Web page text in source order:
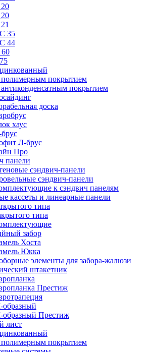
35
44
покрытием
покрытием
доска
хаус
Л-брус
Про
панели
сэндвич-панели
сэндвич-панели
к сэндвич панелям
кассеты и линеарные панели
типа
типа
забор
Хоста
Юкка
элементы для забора-жалюзи
штакетник
Престиж
Престиж
лист
покрытием